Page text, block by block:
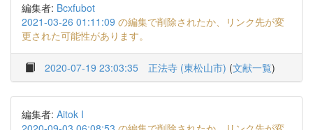
編集者: Bcxfubot
2021-03-26 01:11:09 の編集で削除されたか、リンク先が変
更された可能性があります。
2020-07-19 23:03:35 正法寺 (東松山市) (文献一覧)
編集者: Aitok I